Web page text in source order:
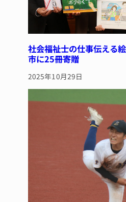
社会福祉士の仕事伝える
市に25冊寄贈
2025年10月29日